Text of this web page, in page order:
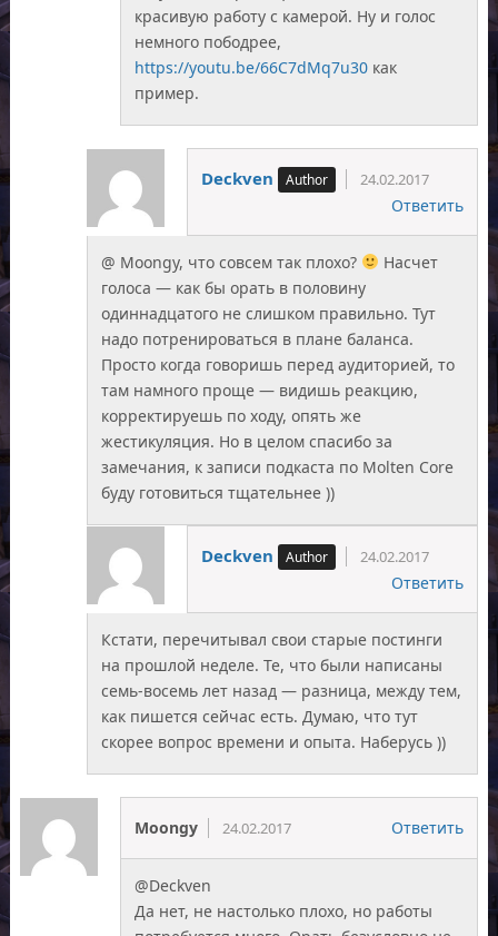
красивую работу с камерой. Ну и голос
немного пободрее,
https://youtu.be/66C7dMq7u30 как
пример.
Deckven 24.02.2017
Ответить
@ Moongy, что совсем так плохо?
Насчет
голоса — как бы орать в половину
одиннадцатого не слишком правильно. Тут
надо потренироваться в плане баланса.
Просто когда говоришь перед аудиторией, то
там намного проще — видишь реакцию,
корректируешь по ходу, опять же
жестикуляция. Но в целом спасибо за
замечания, к записи подкаста по Molten Core
буду готовиться тщательнее ))
Deckven 24.02.2017
Ответить
Кстати, перечитывал свои старые постинги
на прошлой неделе. Те, что были написаны
семь-восемь лет назад — разница, между тем,
как пишется сейчас есть. Думаю, что тут
скорее вопрос времени и опыта. Наберусь ))
Moongy 24.02.2017 Ответить
@Deckven
Да нет, не настолько плохо, но работы